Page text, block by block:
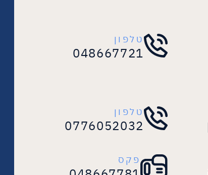
טלפון
048667721
טלפון
0776052032
פקס